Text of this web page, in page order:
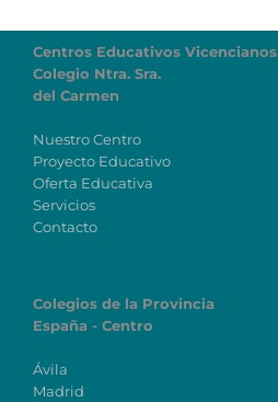
Centros Educativos Vicencianos
Colegio Ntra. Sra.
del Carmen
Nuestro Centro
Proyecto Educativo
Oferta Educativa
Servicios
Contacto
Colegios de la Provincia
España - Centro
Ávila
Madrid